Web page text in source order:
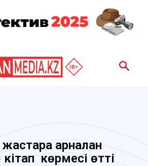
арналған
көрмесі өтті